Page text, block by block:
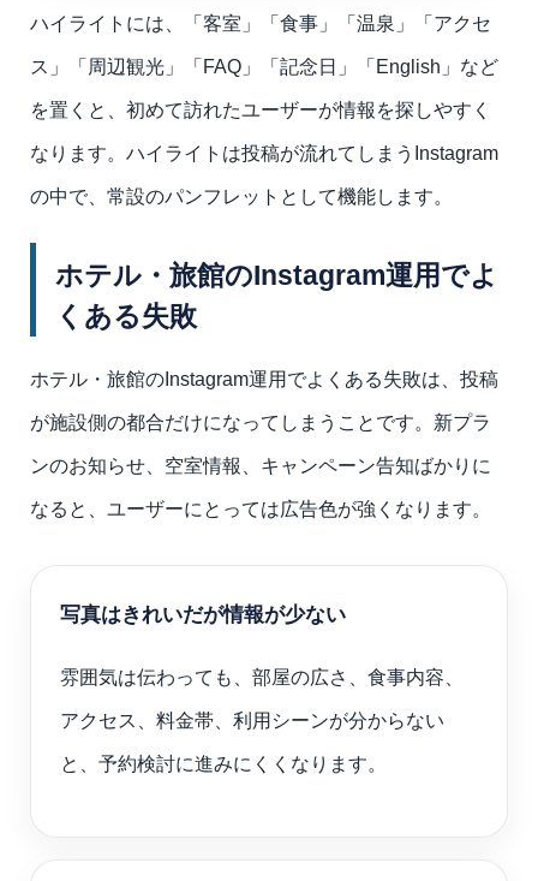
ハイライトには、「客室」「食事」「温泉」「アクセ
ス」「周辺観光」「FAQ」「記念日」「English」など
を置くと、初めて訪れたユーザーが情報を探しやすく
なります。ハイライトは投稿が流れてしまうInstagram
の中で、常設のパンフレットとして機能します。
ホテル・旅館のInstagram運用でよ
くある失敗
ホテル・旅館のInstagram運用でよくある失敗は、投稿
が施設側の都合だけになってしまうことです。新プラ
ンのお知らせ、空室情報、キャンペーン告知ばかりに
なると、ユーザーにとっては広告色が強くなります。
写真はきれいだが情報が少ない
雰囲気は伝わっても、部屋の広さ、食事内容、
アクセス、料金帯、利用シーンが分からない
と、予約検討に進みにくくなります。